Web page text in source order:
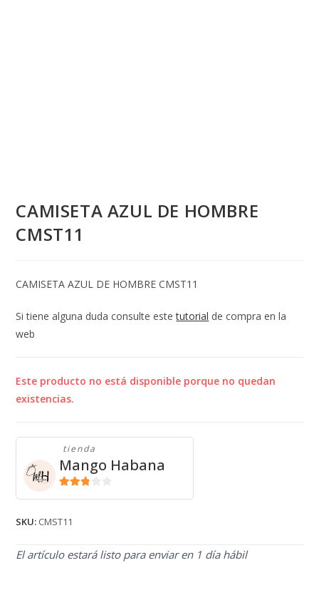
CAMISETA AZUL DE HOMBRE
CMST11
CAMISETA AZUL DE HOMBRE CMST11
Si tiene alguna duda consulte estetutorial de compra en la
web
Este producto no está disponible porque no quedan
existencias.
tienda
Mango Habana
SKU: CMST11
El artículo estará listo para enviar en 1 día hábil